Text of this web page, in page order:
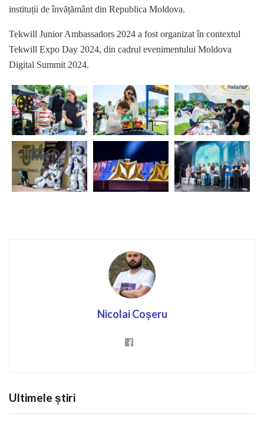
instituții de învățământ din Republica Moldova.
Tekwill Junior Ambassadors 2024 a fost organizat în contextul
Tekwill Expo Day 2024, din cadrul evenimentului Moldova
Digital Summit 2024.
Nicolai Coșeru
Ultimele știri